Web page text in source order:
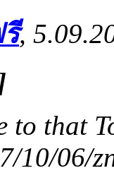
,
to that
10/06/